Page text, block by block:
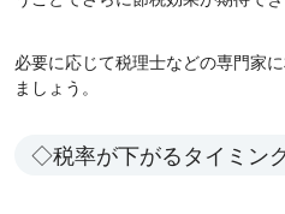
必要に応じて税理士などの専門家
ましょう。
◇税率が下がるタイミン